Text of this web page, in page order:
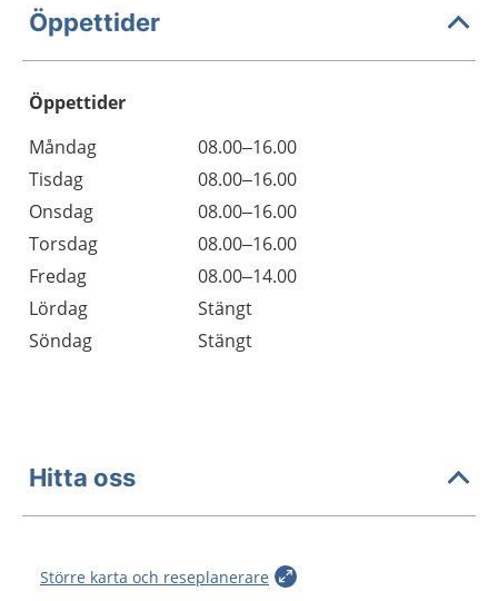
Öppettider
Öppettider
Dag
Öppettider
Kommentarer
Måndag
08.00–16.00
Tisdag
08.00–16.00
Onsdag
08.00–16.00
Torsdag
08.00–16.00
Fredag
08.00–14.00
Lördag
Stängt
Söndag
Stängt
Hitta oss
Större karta och reseplanerare